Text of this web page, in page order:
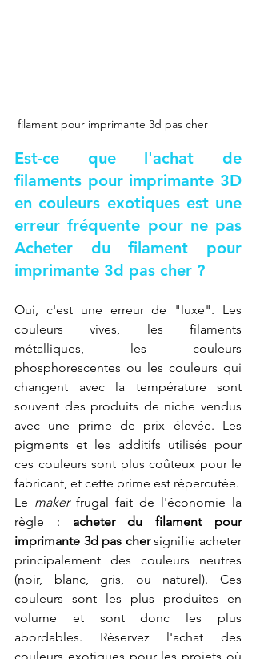
filament pour imprimante 3d pas cher
Est-ce que l'achat de
filaments pour imprimante 3D
en couleurs exotiques est une
Acheter du filament pour
imprimante 3d pas cher ?
Oui, c'est une erreur de "luxe". Les
couleurs vives, les filaments
métalliques, les couleurs
phosphorescentes ou les couleurs qui
changent avec la température sont
souvent des produits de niche vendus
avec une prime de prix élevée. Les
pigments et les additifs utilisés pour
ces couleurs sont plus coûteux pour le
fabricant, et cette prime est répercutée.
Le maker frugal fait de l'économie la
règle : acheter du filament pour
imprimante 3d pas cher signifie acheter
principalement des couleurs neutres
(noir, blanc, gris, ou naturel). Ces
couleurs sont les plus produites en
volume et sont donc les plus
abordables. Réservez l'achat des